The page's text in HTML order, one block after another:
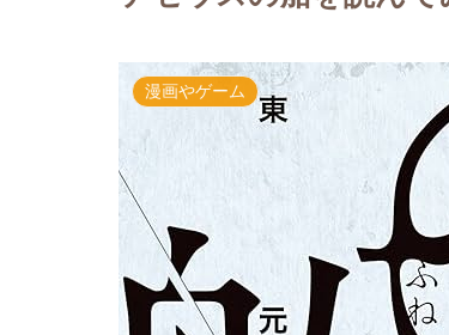
漫画やゲーム